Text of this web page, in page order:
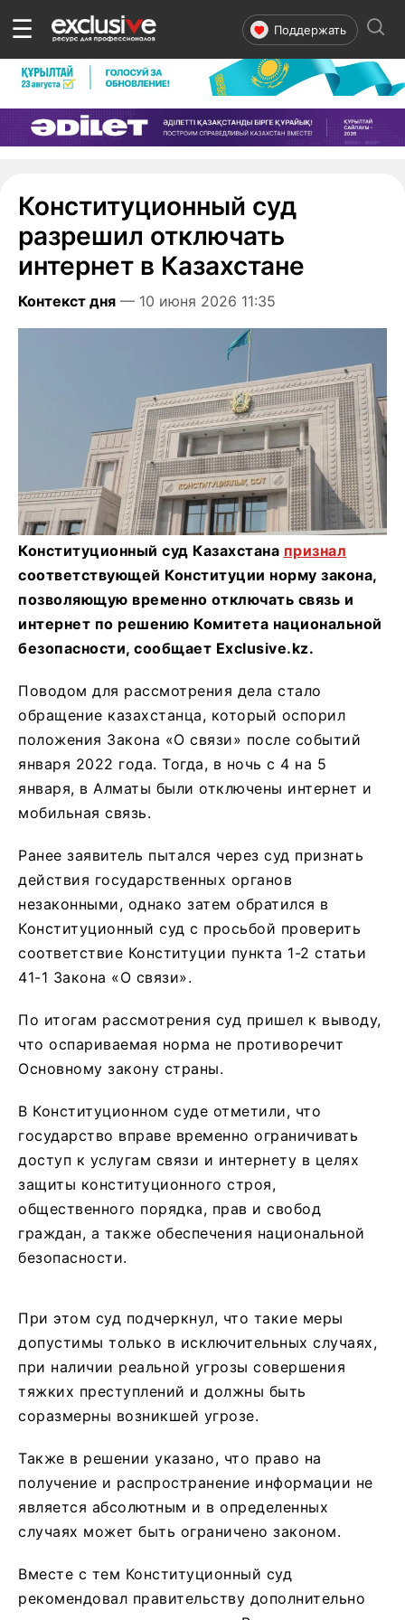
☰ Поддержать
Конституционный суд
разрешил отключать
интернет в Казахстане
Контекст дня — 10 июня 2026 11:35
Конституционный суд Казахстана признал
соответствующей Конституции норму закона,
позволяющую временно отключать связь и
интернет по решению Комитета национальной
безопасности, сообщает Еxclusive.kz.
Поводом для рассмотрения дела стало
обращение казахстанца, который оспорил
положения Закона «О связи» после событий
января 2022 года. Тогда, в ночь с 4 на 5
января, в Алматы были отключены интернет и
мобильная связь.
Ранее заявитель пытался через суд признать
действия государственных органов
незаконными, однако затем обратился в
Конституционный суд с просьбой проверить
соответствие Конституции пункта 1-2 статьи
41-1 Закона «О связи».
По итогам рассмотрения суд пришел к выводу,
что оспариваемая норма не противоречит
Основному закону страны.
В Конституционном суде отметили, что
государство вправе временно ограничивать
доступ к услугам связи и интернету в целях
защиты конституционного строя,
общественного порядка, прав и свобод
граждан, а также обеспечения национальной
безопасности.
При этом суд подчеркнул, что такие меры
допустимы только в исключительных случаях,
при наличии реальной угрозы совершения
тяжких преступлений и должны быть
соразмерны возникшей угрозе.
Также в решении указано, что право на
получение и распространение информации не
является абсолютным и в определенных
случаях может быть ограничено законом.
Вместе с тем Конституционный суд
рекомендовал правительству дополнительно